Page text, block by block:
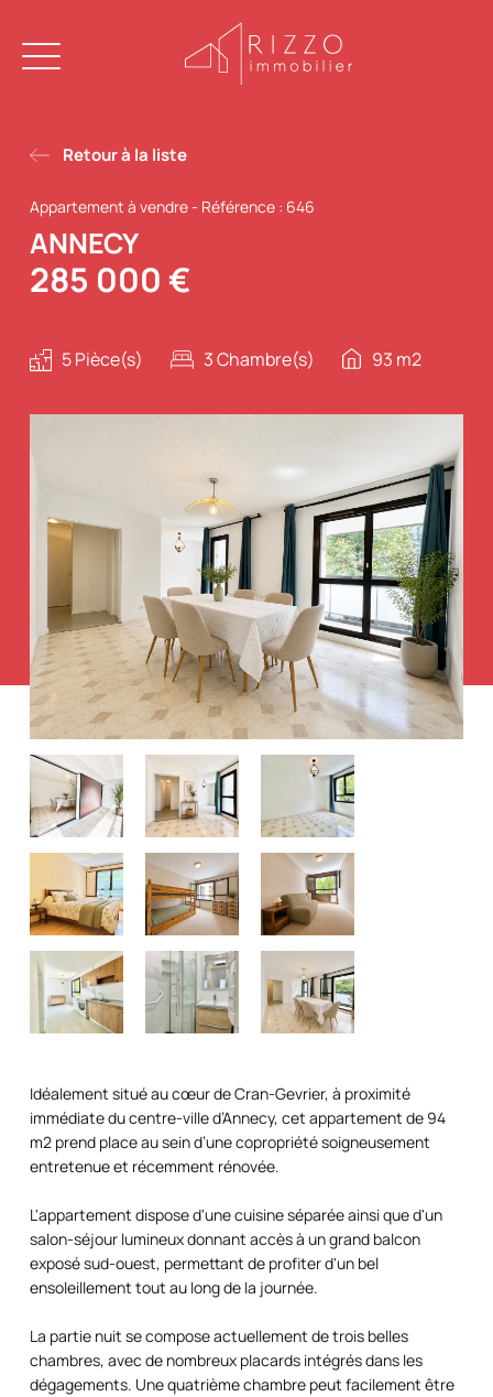
Retour à la liste
Appartement à vendre- Référence : 646
ANNECY
285 000 €
5 Pièce(s) 3 Chambre(s) 93 m2
Idéalement situé au cœur de Cran-Gevrier, à proximité
immédiate du centre-ville d’Annecy, cet appartement de 94
m2 prend place au sein d’une copropriété soigneusement
entretenue et récemment rénovée.
L'appartement dispose d'une cuisine séparée ainsi que d'un
salon-séjour lumineux donnant accès à un grand balcon
exposé sud-ouest, permettant de profiter d'un bel
ensoleillement tout au long de la journée.
La partie nuit se compose actuellement de trois belles
chambres, avec de nombreux placards intégrés dans les
dégagements. Une quatrième chambre peut facilement être